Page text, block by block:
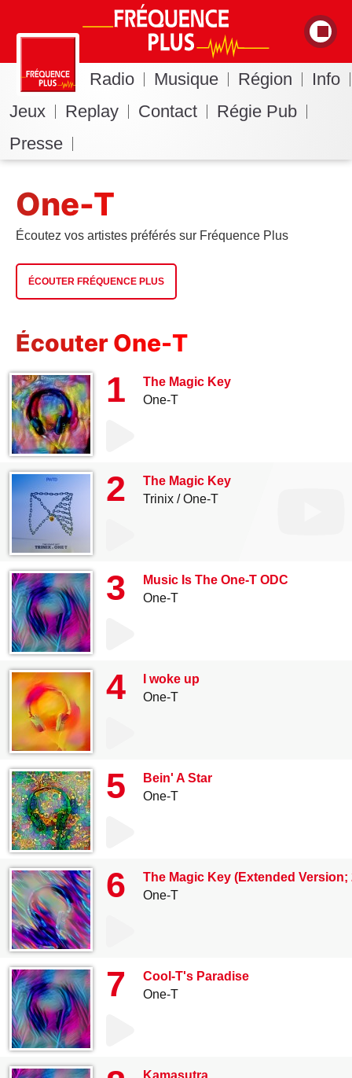
Radio Musique Région
Info
Jeux
Replay Contact
Régie Pub
Presse
One-T
Écoutez vos artistes préférés sur Fréquence Plus
ÉCOUTER FRÉQUENCE PLUS
Écouter One-T
1
The Magic Key
One-T
2
The Magic Key
Trinix
One-T
3
Music Is The One-T ODC
One-T
4
I woke up
One-T
5
Bein' A Star
One-T
6
The Magic Key (Extended Version;
One-T
7
Cool-T's Paradise
One-T
Kamasutra